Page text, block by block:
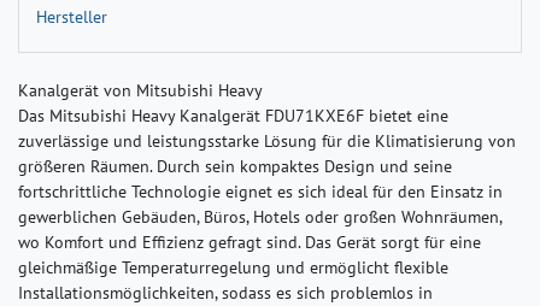
Hersteller
Kanalgerät von Mitsubishi Heavy
Das Mitsubishi Heavy Kanalgerät FDU71KXE6F bietet eine
zuverlässige und leistungsstarke Lösung für die Klimatisierung von
größeren Räumen. Durch sein kompaktes Design und seine
fortschrittliche Technologie eignet es sich ideal für den Einsatz in
gewerblichen Gebäuden, Büros, Hotels oder großen Wohnräumen,
wo Komfort und Effizienz gefragt sind. Das Gerät sorgt für eine
gleichmäßige Temperaturregelung und ermöglicht flexible
Installationsmöglichkeiten, sodass es sich problemlos in